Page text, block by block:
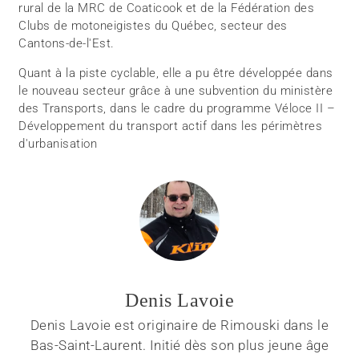
rural de la MRC de Coaticook et de la Fédération des
Clubs de motoneigistes du Québec, secteur des
Cantons-de-l'Est.
Quant à la piste cyclable, elle a pu être développée dans
le nouveau secteur grâce à une subvention du ministère
des Transports, dans le cadre du programme Véloce II –
Développement du transport actif dans les périmètres
d'urbanisation
Denis Lavoie
Denis Lavoie est originaire de Rimouski dans le
Bas-Saint-Laurent. Initié dès son plus jeune âge